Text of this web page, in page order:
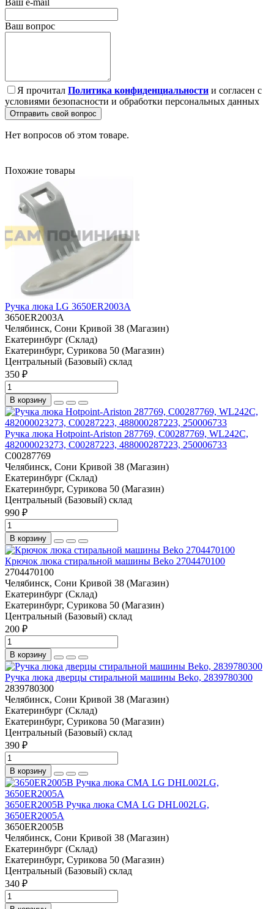
Ваш вопрос
Я прочитал Политика конфиденциальности и согласен с
условиями безопасности и обработки персональных данных
Отправить свой вопрос
Нет вопросов об этом товаре.
Похожие товары
Ручка люка LG 3650ER2003A
3650ER2003A
Челябинск, Сони Кривой 38 (Магазин)
Екатеринбург (Склад)
Екатеринбург, Сурикова 50 (Магазин)
Центральный (Базовый) склад
350 ₽
В корзину
Ручка люка Hotpoint-Ariston 287769, C00287769, WL242C,
482000023273, C00287223, 488000287223, 250006733
C00287769
Челябинск, Сони Кривой 38 (Магазин)
Екатеринбург (Склад)
Екатеринбург, Сурикова 50 (Магазин)
Центральный (Базовый) склад
990 ₽
В корзину
Крючок люка стиральной машины Beko 2704470100
2704470100
Челябинск, Сони Кривой 38 (Магазин)
Екатеринбург (Склад)
Екатеринбург, Сурикова 50 (Магазин)
Центральный (Базовый) склад
200 ₽
В корзину
Ручка люка дверцы стиральной машины Beko, 2839780300
2839780300
Челябинск, Сони Кривой 38 (Магазин)
Екатеринбург (Склад)
Екатеринбург, Сурикова 50 (Магазин)
Центральный (Базовый) склад
390 ₽
В корзину
3650ER2005B Ручка люка СМА LG DHL002LG,
3650ER2005A
3650ER2005B
Челябинск, Сони Кривой 38 (Магазин)
Екатеринбург (Склад)
Екатеринбург, Сурикова 50 (Магазин)
Центральный (Базовый) склад
340 ₽